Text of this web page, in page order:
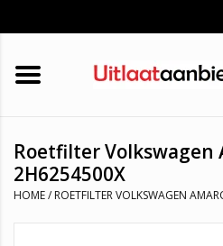
HOME
KATALYSATOREN
UNIVERSELE UITLAATDELEN
MERKEN
Roetfilter Volkswagen
2H6254500X
HOME/ ROETFILTER VOLKSWAGEN